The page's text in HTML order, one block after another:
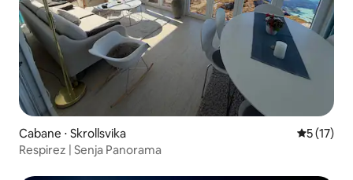
Cabane ⋅ Skrollsvika
5 (17)
Respirez | Senja Panorama